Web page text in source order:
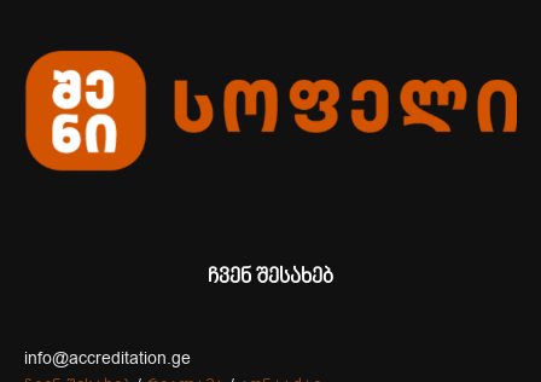
ჩვენ შესახებ
info@accreditation.ge